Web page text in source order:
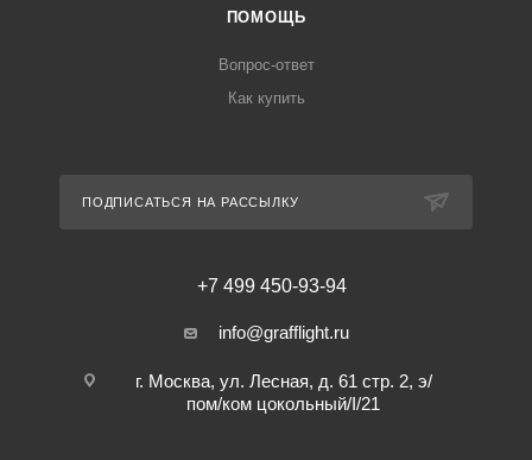
ПОМОЩЬ
Вопрос-ответ
Как купить
ПОДПИСАТЬСЯ НА РАССЫЛКУ
+7 499 450-93-94
info@grafflight.ru
г. Москва, ул. Лесная, д. 61 стр. 2, э/
пом/ком цокольный/I/21